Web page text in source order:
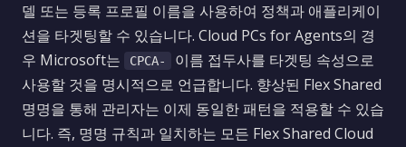
델 또는 등록 프로필 이름을 사용하여 정책과 애플리케이
션을 타겟팅할 수 있습니다. Cloud PCs for Agents의 경
우 Microsoft는
CPCA-
이름 접두사를 타겟팅 속성으로
사용할 것을 명시적으로 언급합니다. 향상된 Flex Shared
명명을 통해 관리자는 이제 동일한 패턴을 적용할 수 있습
니다. 즉, 명명 규칙과 일치하는 모든 Flex Shared Cloud